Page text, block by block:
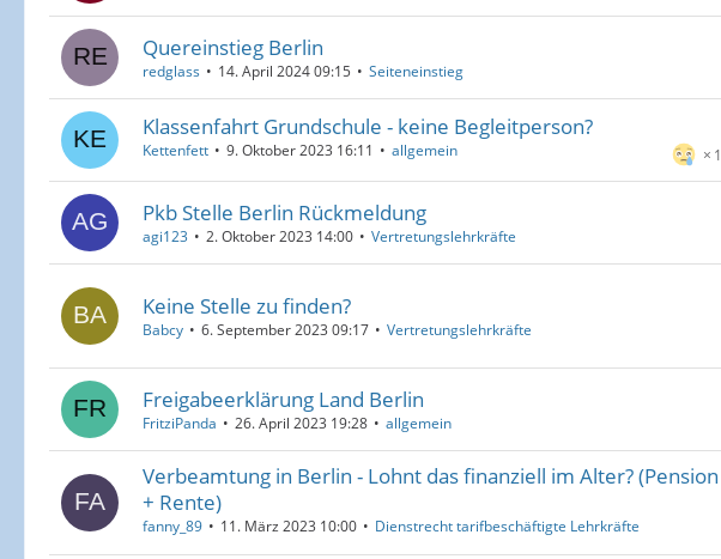
Quereinstieg Berlin
redglass 14. April 2024 09:15 Seiteneinstieg
Klassenfahrt Grundschule - keine Begleitperson?
1
Kettenfett 9. Oktober 2023 16:11 allgemein
Pkb Stelle Berlin Rückmeldung
agi123 2. Oktober 2023 14:00 Vertretungslehrkräfte
Keine Stelle zu finden?
Babcy 6. September 2023 09:17 Vertretungslehrkräfte
Freigabeerklärung Land Berlin
FritziPanda 26. April 2023 19:28 allgemein
Verbeamtung in Berlin - Lohnt das finanziell im Alter? (Pension
+ Rente)
fanny_89 11. März 2023 10:00 Dienstrecht tarifbeschäftigte Lehrkräfte